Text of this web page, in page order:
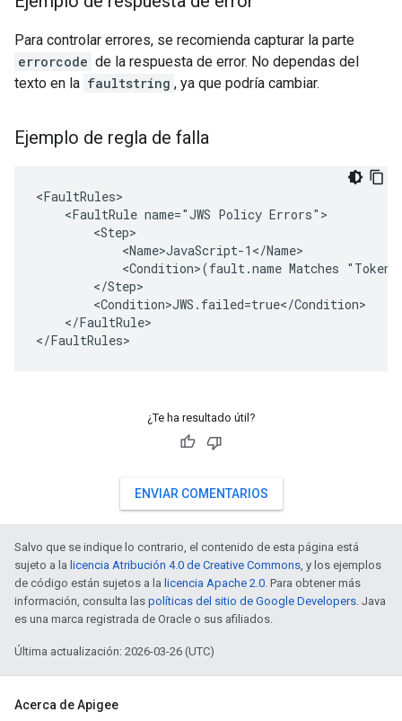
Para controlar errores, se recomienda capturar la parte
errorcode de la respuesta de error. No dependas del
texto en la faultstring , ya que podría cambiar.
Ejemplo de regla de falla
<FaultRules>
    <FaultRule name="JWS Policy Errors">
        <Step>
            <Name>JavaScript-1</Name>
<Condition>(fault.name Matches
        </Step>
        <Condition>JWS.failed=true</Condition>
    </FaultRule>
</FaultRules>
¿Te ha resultado útil?
ENVIAR COMENTARIOS
Salvo que se indique lo contrario, el contenido de esta página está
sujeto a la licencia Atribución 4.0 de Creative Commons, y los ejemplos
de código están sujetos a la licencia Apache 2.0. Para obtener más
información, consulta las políticas del sitio de Google Developers. Java
es una marca registrada de Oracle o sus afiliados.
Última actualización: 2026-03-26 (UTC)
Acerca de Apigee